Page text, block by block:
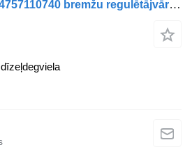
WABCO FM (01.05.-) 4757110740 bremžu regulētājvārsts paredzēts Volvo FM7-FM12, FM, FMX (1998-2014) kravas automašīnas
dīzeļdegviela